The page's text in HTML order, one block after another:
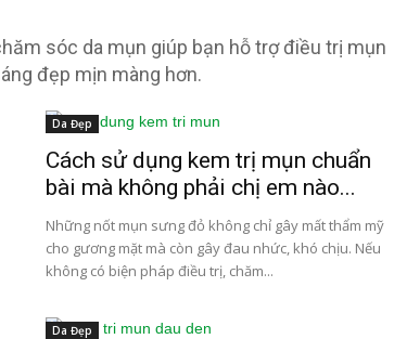
sóc da mụn giúp bạn hỗ trợ điều trị mụn
đẹp mịn màng hơn.
Da Đẹp
Cách sử dụng kem trị mụn chuẩn
bài mà không phải chị em nào...
Những nốt mụn sưng đỏ không chỉ gây mất thẩm mỹ
cho gương mặt mà còn gây đau nhức, khó chịu. Nếu
không có biện pháp điều trị, chăm...
Da Đẹp